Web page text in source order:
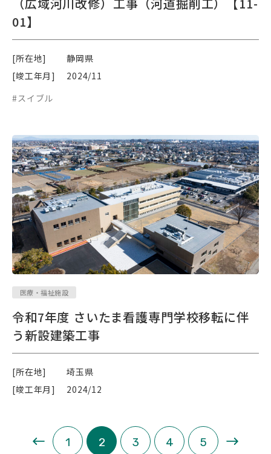
01】
[所在地]
静岡県
[竣工年月]
2024/11
#スイブル
医療・福祉施設
令和7年度 さいたま看護専門学校移転に伴
う新設建築工事
[所在地]
埼玉県
[竣工年月]
2024/12
1 2 3 4 5